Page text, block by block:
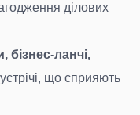
ділових
ланчі,
що сприяють